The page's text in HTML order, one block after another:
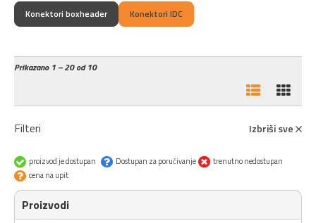
Konektori boxheader Konektori IDC
Prikazano1 – 20 od 10
Filteri Izbriši sve
proizvod je dostupan Dostupan za poručivanje
trenutno nedostupan
cena na upit
Proizvodi